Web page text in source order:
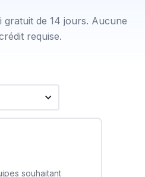
gratuit de 14 jours. Aucune
requise.
souhaitant